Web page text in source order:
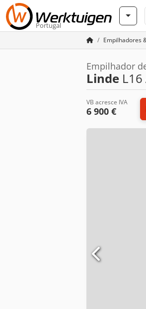
Portugal
Empilhadores
Empilhador
Linde L16
VB acresce IVA
6 900 €